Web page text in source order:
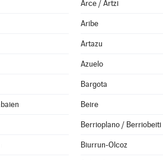
Arce / Artzi
Aribe
Artazu
Azuelo
Bargota
Beire
Berrioplano / Berriobeiti
Biurrun-Olcoz